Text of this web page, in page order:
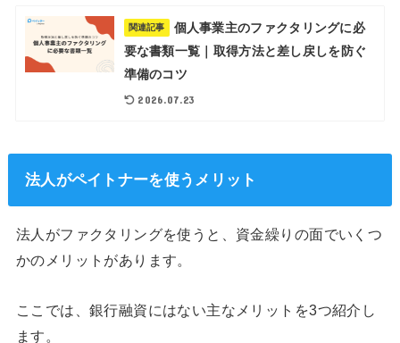
関連記事
個人事業主のファクタリングに必
要な書類一覧｜取得方法と差し戻しを防ぐ
準備のコツ
2026.07.23
法人がペイトナーを使うメリット
法人がファクタリングを使うと、資金繰りの面でいくつ
かのメリットがあります。
ここでは、銀行融資にはない主なメリットを3つ紹介し
ます。